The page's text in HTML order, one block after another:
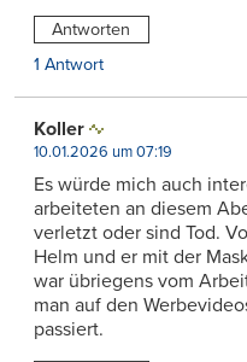
Antworten
1 Antwort
Koller
10.01.2026 um 07:19
Es würde mich auch
arbeiteten an diesem
verletzt oder sind Tod.
Helm und er mit der
war übriegens vom
man auf den
passiert.